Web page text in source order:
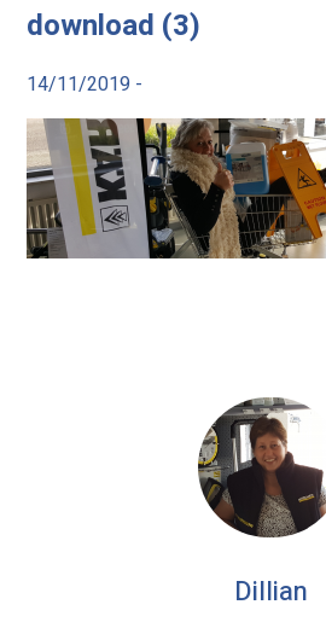
download (3)
14/11/2019 -
Dillian